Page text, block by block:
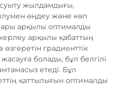
суыту жылдамдығы,
өңдеу және көп
арқылы оптималды
арқылы қабаттың
градиенттік
болады, бұл белгілі
етеді. Бұл
қаттылығын оптималды